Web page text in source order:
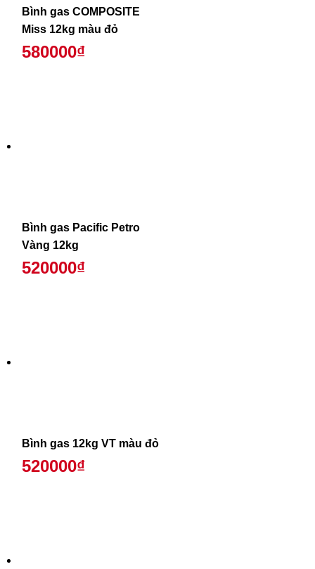
Bình gas COMPOSITE
Miss 12kg màu đỏ
580000₫
Bình gas Pacific Petro
Vàng 12kg
520000₫
Bình gas 12kg VT màu đỏ
520000₫